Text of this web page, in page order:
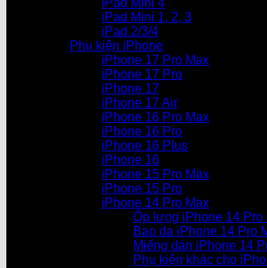
iPad Mini 4
iPad Mini 1, 2, 3
iPad 2/3/4
Phụ kiện iPhone
iPhone 17 Pro Max
iPhone 17 Pro
iPhone 17
iPhone 17 Air
iPhone 16 Pro Max
iPhone 16 Pro
iPhone 16 Plus
iPhone 16
iPhone 15 Pro Max
iPhone 15 Pro
iPhone 14 Pro Max
Ốp lưng iPhone 14 Pro
Bao da iPhone 14 Pro
Miếng dán iPhone 14
Phụ kiện khác cho